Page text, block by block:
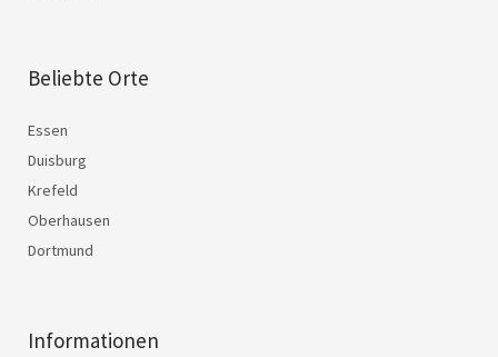
Beliebte Orte
Essen
Duisburg
Krefeld
Oberhausen
Dortmund
Informationen